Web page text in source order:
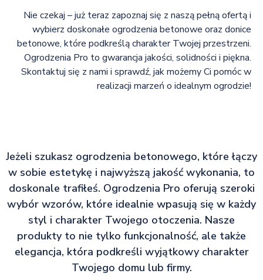
Nie czekaj – już teraz zapoznaj się z naszą pełną ofertą i
wybierz doskonałe ogrodzenia betonowe oraz donice
betonowe, które podkreślą charakter Twojej przestrzeni.
Ogrodzenia Pro to gwarancja jakości, solidności i piękna.
Skontaktuj się z nami i sprawdź, jak możemy Ci pomóc w
realizacji marzeń o idealnym ogrodzie!
Jeżeli szukasz ogrodzenia betonowego, które łączy
w sobie estetykę i najwyższą jakość wykonania, to
doskonale trafiłeś. Ogrodzenia Pro oferują szeroki
wybór wzorów, które idealnie wpasują się w każdy
styl i charakter Twojego otoczenia. Nasze
produkty to nie tylko funkcjonalność, ale także
elegancja, która podkreśli wyjątkowy charakter
Twojego domu lub firmy.